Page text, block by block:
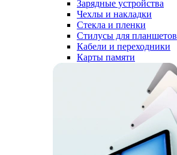
Зарядные устройства
Чехлы и накладки
Стекла и пленки
Стилусы для планшетов
Кабели и переходники
Карты памяти